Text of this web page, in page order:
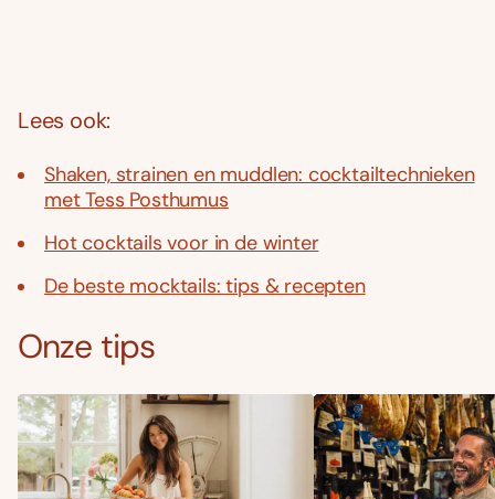
Lees ook:
Shaken, strainen en muddlen: cocktailtechnieken
met Tess Posthumus
Hot cocktails voor in de winter
De beste mocktails: tips & recepten
Onze tips